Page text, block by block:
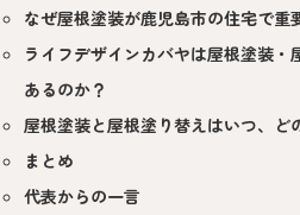
なぜ屋根塗装が鹿児島市の住宅で重
ライフデザインカバヤは屋根塗装
あるのか？
屋根塗装と屋根塗り替えはいつ、ど
まとめ
代表からの一言